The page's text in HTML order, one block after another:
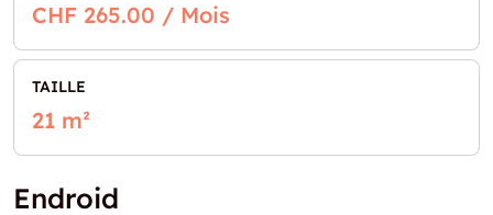
CHF 265.00 / Mois
TAILLE
21 m²
Endroid